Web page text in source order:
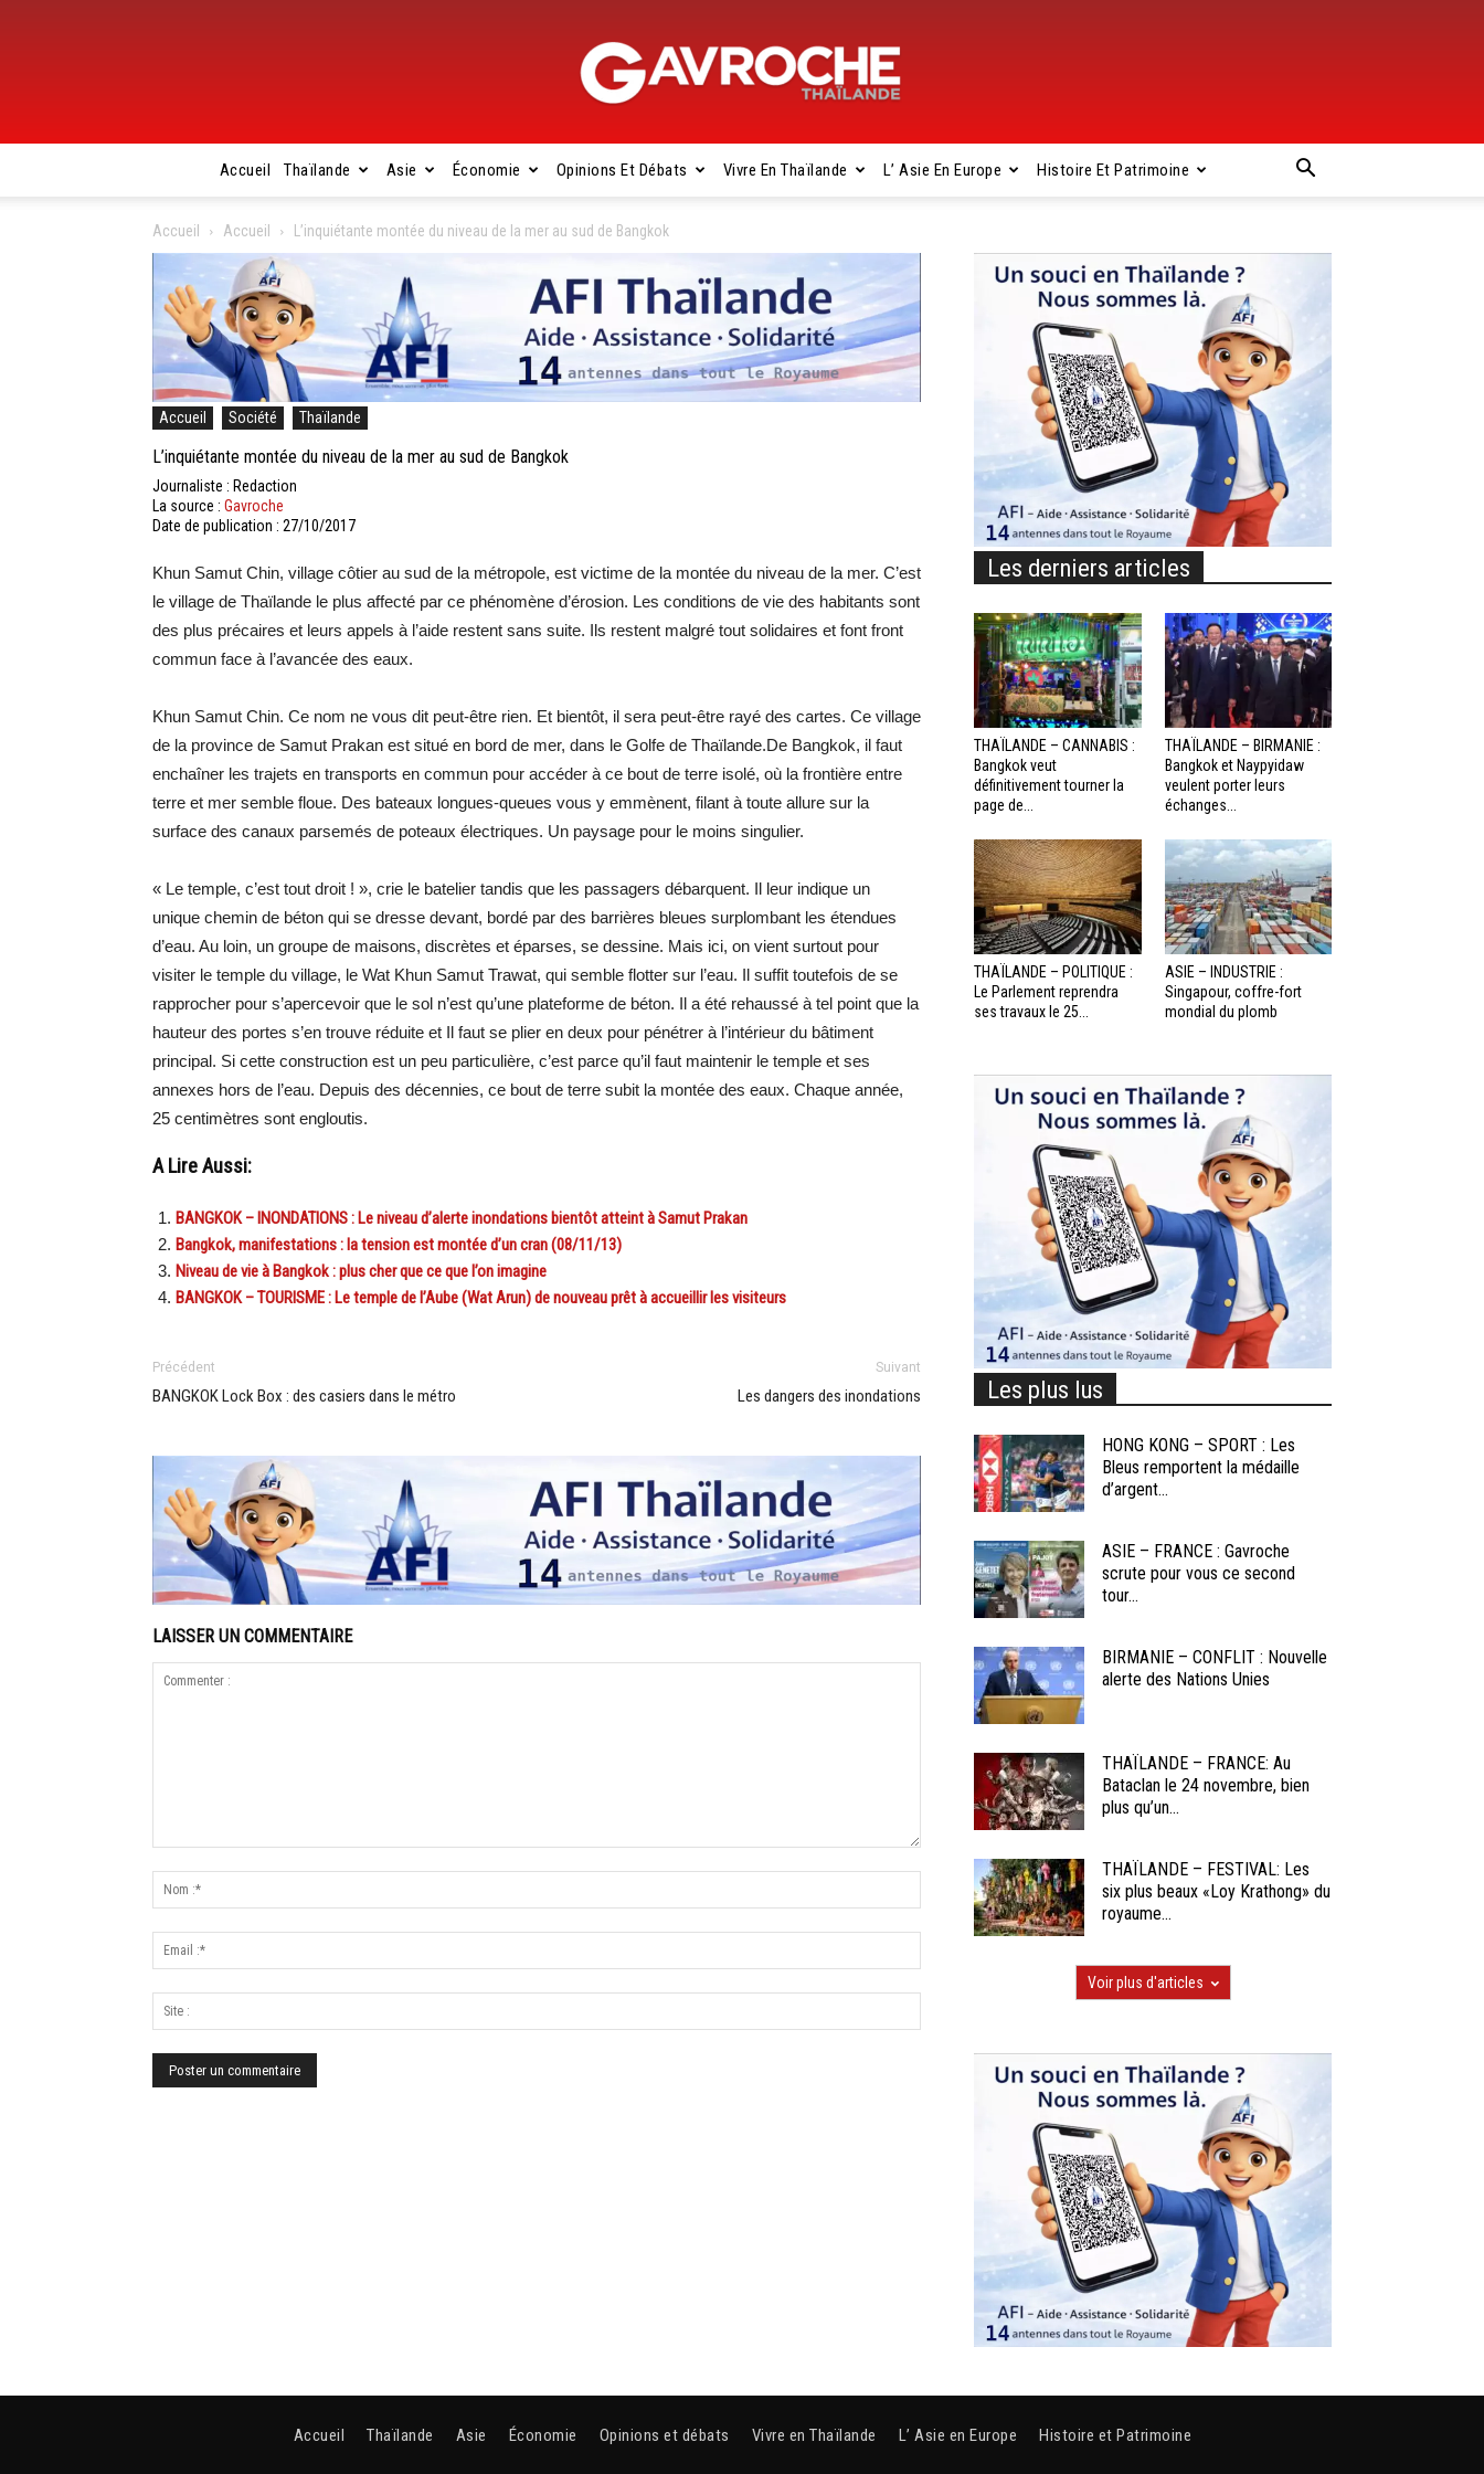
Gavroche
Thaïlande
Accueil Thaïlande Asie Économie Opinions Et Débats Vivre En Thaïlande L’ Asie En Europe Histoire Et Patrimoine
Accueil Accueil L’inquiétante montée du niveau de la mer au sud de Bangkok
Accueil Société Thaïlande
L’inquiétante montée du niveau de la mer au sud de Bangkok
Journaliste : Redaction
La source : Gavroche
Date de publication : 27/10/2017
Khun Samut Chin, village côtier au sud de la métropole, est victime de la montée du niveau de la mer. C’est
le village de Thaïlande le plus affecté par ce phénomène d’érosion. Les conditions de vie des habitants sont
des plus précaires et leurs appels à l’aide restent sans suite. Ils restent malgré tout solidaires et font front
commun face à l’avancée des eaux.
Khun Samut Chin. Ce nom ne vous dit peut-être rien. Et bientôt, il sera peut-être rayé des cartes. Ce village
de la province de Samut Prakan est situé en bord de mer, dans le Golfe de Thaïlande.De Bangkok, il faut
enchaîner les trajets en transports en commun pour accéder à ce bout de terre isolé, où la frontière entre
terre et mer semble floue. Des bateaux longues-queues vous y emmènent, filant à toute allure sur la
surface des canaux parsemés de poteaux électriques. Un paysage pour le moins singulier.
« Le temple, c’est tout droit ! », crie le batelier tandis que les passagers débarquent. Il leur indique un
unique chemin de béton qui se dresse devant, bordé par des barrières bleues surplombant les étendues
d’eau. Au loin, un groupe de maisons, discrètes et éparses, se dessine. Mais ici, on vient surtout pour
visiter le temple du village, le Wat Khun Samut Trawat, qui semble flotter sur l’eau. Il suffit toutefois de se
rapprocher pour s’apercevoir que le sol n’est qu’une plateforme de béton. Il a été rehaussé à tel point que la
hauteur des portes s’en trouve réduite et Il faut se plier en deux pour pénétrer à l’intérieur du bâtiment
principal. Si cette construction est un peu particulière, c’est parce qu’il faut maintenir le temple et ses
annexes hors de l’eau. Depuis des décennies, ce bout de terre subit la montée des eaux. Chaque année,
25 centimètres sont engloutis.
A Lire Aussi:
BANGKOK – INONDATIONS : Le niveau d’alerte inondations bientôt atteint à Samut Prakan
Bangkok, manifestations : la tension est montée d’un cran (08/11/13)
Niveau de vie à Bangkok : plus cher que ce que l’on imagine
BANGKOK – TOURISME : Le temple de l’Aube (Wat Arun) de nouveau prêt à accueillir les visiteurs
Précédent
BANGKOK Lock Box : des casiers dans le métro
Suivant
Les dangers des inondations
LAISSER UN COMMENTAIRE
Les derniers articles
THAÏLANDE – CANNABIS :
Bangkok veut
définitivement tourner la
page de...
THAÏLANDE – BIRMANIE :
Bangkok et Naypyidaw
veulent porter leurs
échanges...
THAÏLANDE – POLITIQUE :
Le Parlement reprendra
ses travaux le 25...
ASIE – INDUSTRIE :
Singapour, coffre-fort
mondial du plomb
Les plus lus
HONG KONG – SPORT : Les
Bleus remportent la médaille
d’argent...
ASIE – FRANCE : Gavroche
scrute pour vous ce second
tour...
BIRMANIE – CONFLIT : Nouvelle
alerte des Nations Unies
THAÏLANDE – FRANCE: Au
Bataclan le 24 novembre, bien
plus qu’un...
THAÏLANDE – FESTIVAL: Les
six plus beaux «Loy Krathong» du
royaume...
Voir plus d'articles
Accueil Thaïlande Asie Économie Opinions et débats Vivre en Thaïlande L’ Asie en Europe Histoire et Patrimoine